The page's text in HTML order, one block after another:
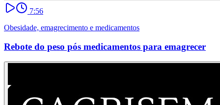
7:56
Obesidade, emagrecimento e medicamentos
Rebote do peso pós medicamentos para emagrecer